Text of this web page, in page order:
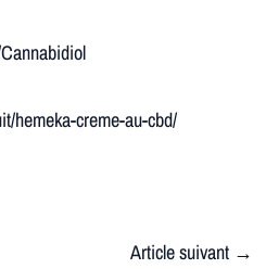
hemeka-creme-au-cbd/
Article suivant →